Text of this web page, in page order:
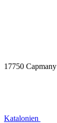
17750 Capmany
Katalonien